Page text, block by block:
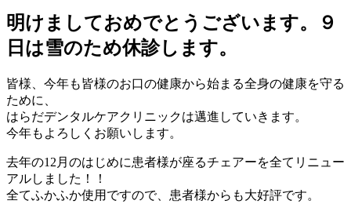
明けましておめでとうございます。９
日は雪のため休診します。
皆様、今年も皆様のお口の健康から始まる全身の健康を守る
ために、
はらだデンタルケアクリニックは邁進していきます。
今年もよろしくお願いします。
去年の12月のはじめに患者様が座るチェアーを全てリニュー
アルしました！！
全てふかふか使用ですので、患者様からも大好評です。